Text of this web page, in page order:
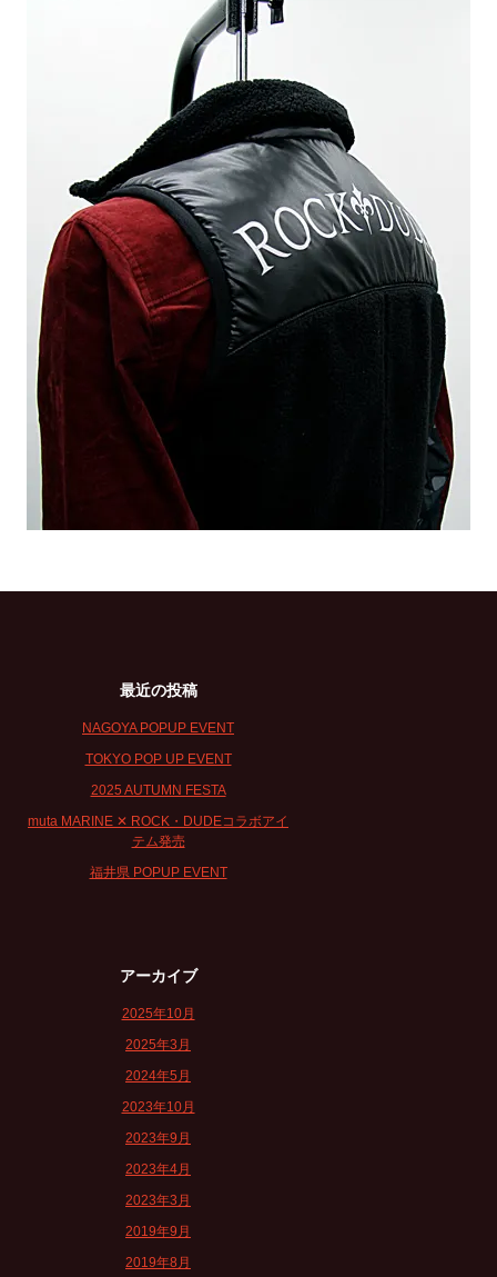
最近の投稿
NAGOYA POPUP EVENT
TOKYO POP UP EVENT
2025 AUTUMN FESTA
muta MARINE ✕ ROCK・DUDEコラボアイ
テム発売
福井県 POPUP EVENT
アーカイブ
2025年10月
2025年3月
2024年5月
2023年10月
2023年9月
2023年4月
2023年3月
2019年9月
2019年8月